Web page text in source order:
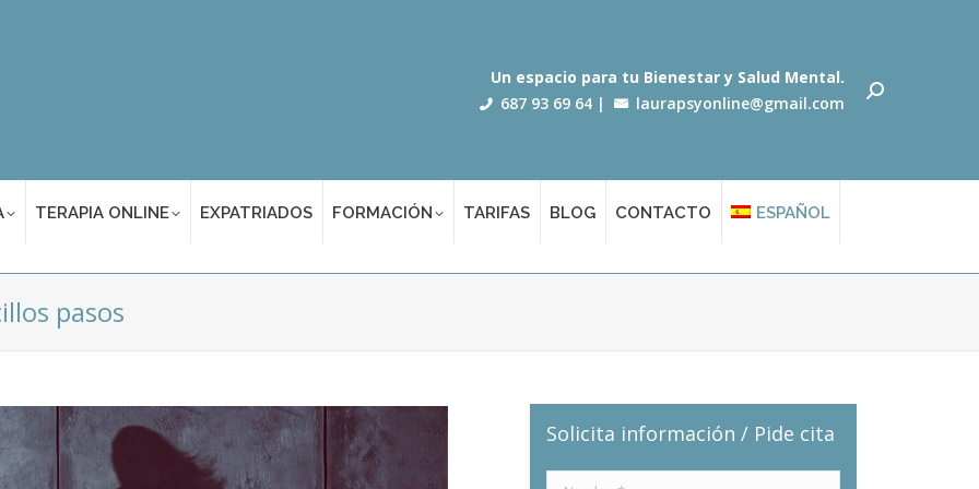
Un espacio para tu Bienestar y Salud Mental.
687 93 69 64 | laurapsyonline@gmail.com
TERAPIA ONLINE EXPATRIADOS FORMACIÓN TARIFAS BLOG CONTACTO ESPAÑOL
pasos
Solicita información / Pide cita